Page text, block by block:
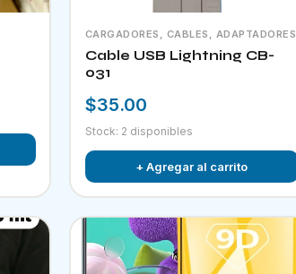
CARGADORES, CABLES, ADAPTADORES
Cable USB Lightning CB-
031
$35.00
Stock: 2 disponibles
+ Agregar al carrito